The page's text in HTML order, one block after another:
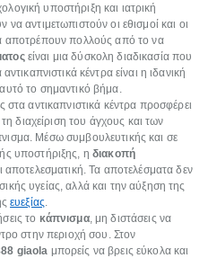
υποστήριξη και ιατρική
αντιμετωπιστούν οι εθισμοί και οι
αποτρέπουν πολλούς από το να
είναι μια δύσκολη διαδικασία που
κέντρα είναι η ιδανική
το σημαντικό βήμα.
στα αντικαπνιστικά κέντρα προσφέρει
τη διαχείριση του άγχους και των
Μέσω συμβουλευτικής και σε
υποστήριξης, ηδιακοπή
αποτελεσματική. Τα αποτελέσματα δεν
υγείας, αλλά και την αύξηση της
ευεξίας.
το κάπνισμα, μη διστάσεις να
στην περιοχή σου. Στον
giaola μπορείς να βρεις εύκολα και